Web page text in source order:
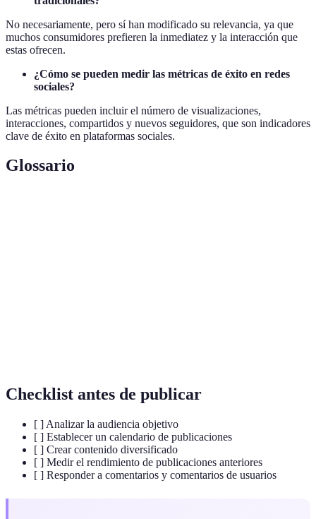
No necesariamente, pero sí han modificado su relevancia, ya que
muchos consumidores prefieren la inmediatez y la interacción que
estas ofrecen.
¿Cómo se pueden medir las métricas de éxito en redes
sociales?
Las métricas pueden incluir el número de visualizaciones,
interacciones, compartidos y nuevos seguidores, que son indicadores
clave de éxito en plataformas sociales.
Glossario
Checklist antes de publicar
[ ] Analizar la audiencia objetivo
[ ] Establecer un calendario de publicaciones
[ ] Crear contenido diversificado
[ ] Medir el rendimiento de publicaciones anteriores
[ ] Responder a comentarios y comentarios de usuarios